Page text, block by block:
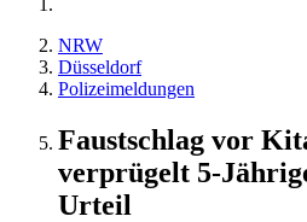
NRW
Düsseldorf
Polizeimeldungen
Faustschlag vor
verprügelt 5-
Urteil